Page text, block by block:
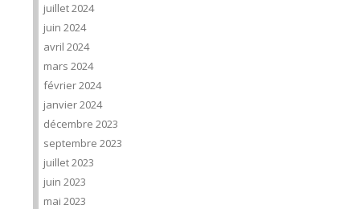
juillet 2024
juin 2024
avril 2024
mars 2024
février 2024
janvier 2024
décembre 2023
septembre 2023
juillet 2023
juin 2023
mai 2023